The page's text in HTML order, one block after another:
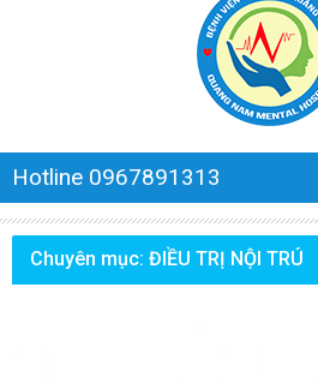
Hotline 0967891313
Chuyên mục: ĐIỀU TRỊ NỘI TRÚ